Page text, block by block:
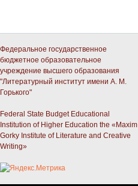
Федеральное государственное
бюджетное образовательное
учреждение высшего образования
"Литературный институт имени А. М.
Горького"
Federal State Budget Educational
Institution of Higher Education the «Maxim
Gorky Institute of Literature and Creative
Writing»